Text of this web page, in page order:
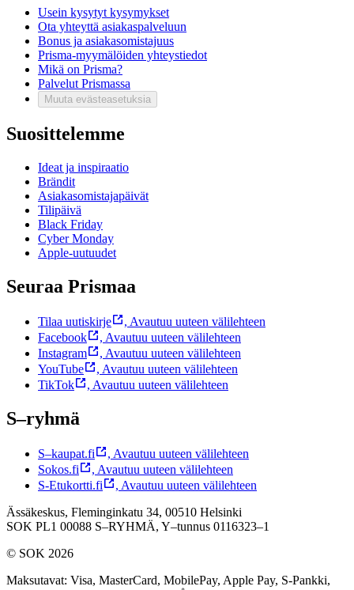
Usein kysytyt kysymykset
Ota yhteyttä asiakaspalveluun
Bonus ja asiakasomistajuus
Prisma-myymälöiden yhteystiedot
Mikä on Prisma?
Palvelut Prismassa
Muuta evästeasetuksia
Suosittelemme
Ideat ja inspiraatio
Brändit
Asiakasomistajapäivät
Tilipäivä
Black Friday
Cyber Monday
Apple-uutuudet
Seuraa Prismaa
Tilaa uutiskirje , Avautuu uuteen välilehteen
Facebook
, Avautuu uuteen välilehteen
Instagram
, Avautuu uuteen välilehteen
YouTube
, Avautuu uuteen välilehteen
TikTok
, Avautuu uuteen välilehteen
S–ryhmä
S–kaupat.fi , Avautuu uuteen välilehteen
Sokos.fi
, Avautuu uuteen välilehteen
S-Etukortti.fi
, Avautuu uuteen välilehteen
Ässäkeskus, Fleminginkatu 34, 00510 Helsinki
SOK PL1 00088 S–RYHMÄ, Y–tunnus 0116323–1
© SOK 2026
Maksutavat: Visa, MasterCard, MobilePay, Apple Pay, S-Pankki,